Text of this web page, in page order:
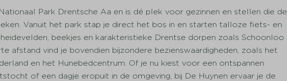
Park Drentsche Aa en is dé plek voor gezinnen en stellen die de
Vanuit het park stap je direct het bos in en starten talloze fiets- en
beekjes en karakteristieke Drentse dorpen zoals Schoonloo
afstand vind je bovendien bijzondere bezienswaardigheden, zoals het
en het Hunebedcentrum. Of je nu kiest voor een ontspannen
of een dagje eropuit in de omgeving, bij De Huynen ervaar je de